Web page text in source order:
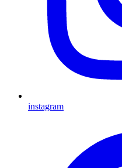
instagram